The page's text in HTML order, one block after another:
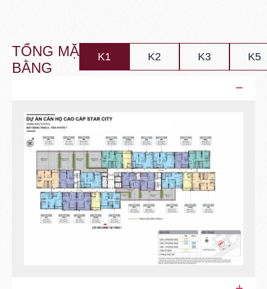
TỔNG MẶT
BẰNG
K1 K2 K3 K5